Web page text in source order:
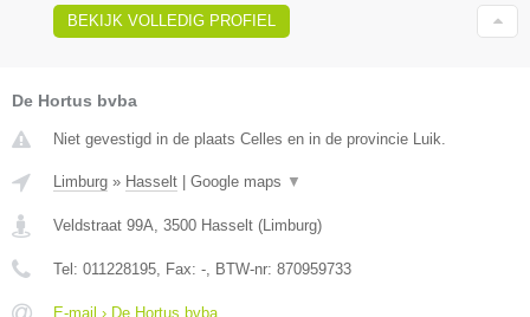
BEKIJK VOLLEDIG PROFIEL
De Hortus bvba
Niet gevestigd in de plaats Celles en in de provincie Luik.
Limburg » Hasselt Google maps ▼
Veldstraat 99A, 3500 Hasselt (Limburg)
Tel: 011228195, Fax: -, BTW-nr: 870959733
E-mail › De Hortus bvba